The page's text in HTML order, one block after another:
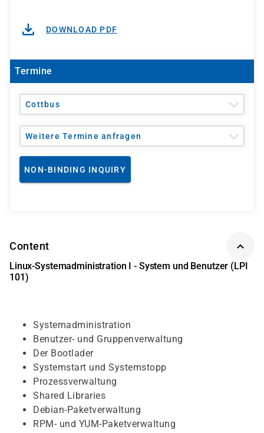
DOWNLOAD PDF
Termine
Cottbus
Weitere Termine anfragen
NON-BINDING INQUIRY
Content
Linux-Systemadministration I - System und Benutzer (LPI
101)
Systemadministration
Benutzer- und Gruppenverwaltung
Der Bootlader
Systemstart und Systemstopp
Prozessverwaltung
Shared Libraries
Debian-Paketverwaltung
RPM- und YUM-Paketverwaltung